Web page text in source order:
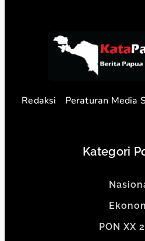
Redaksi Peraturan Media
Kategori
PON XX